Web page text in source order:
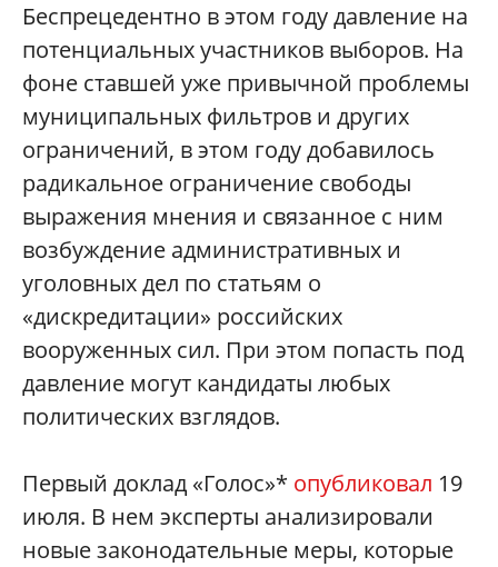
Беспрецедентно в этом году давление на
потенциальных участников выборов. На
фоне ставшей уже привычной проблемы
муниципальных фильтров и других
ограничений, в этом году добавилось
радикальное ограничение свободы
выражения мнения и связанное с ним
возбуждение административных и
уголовных дел по статьям о
«дискредитации» российских
вооруженных сил. При этом попасть под
давление могут кандидаты любых
политических взглядов.
Первый доклад «Голос»* опубликовал 19
июля. В нем эксперты анализировали
новые законодательные меры, которые